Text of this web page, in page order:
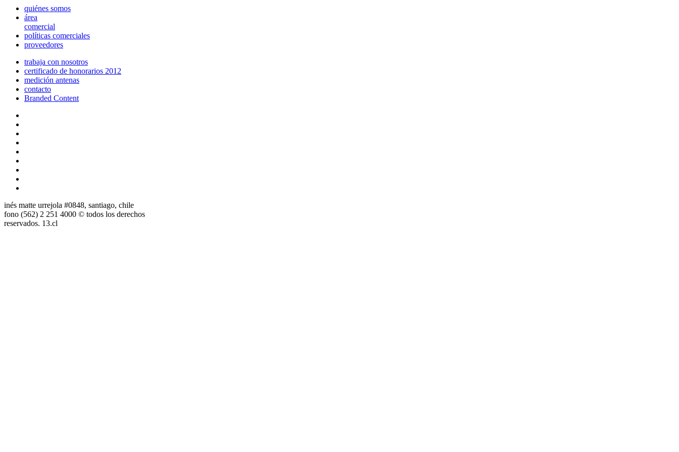
quiénes somos
área
comercial
políticas comerciales
proveedores
trabaja con nosotros
certificado de honorarios 2012
medición antenas
contacto
Branded Content
inés matte urrejola #0848, santiago, chile
fono (562) 2 251 4000 © todos los derechos
reservados. 13.cl